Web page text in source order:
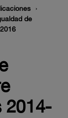
de
2014-